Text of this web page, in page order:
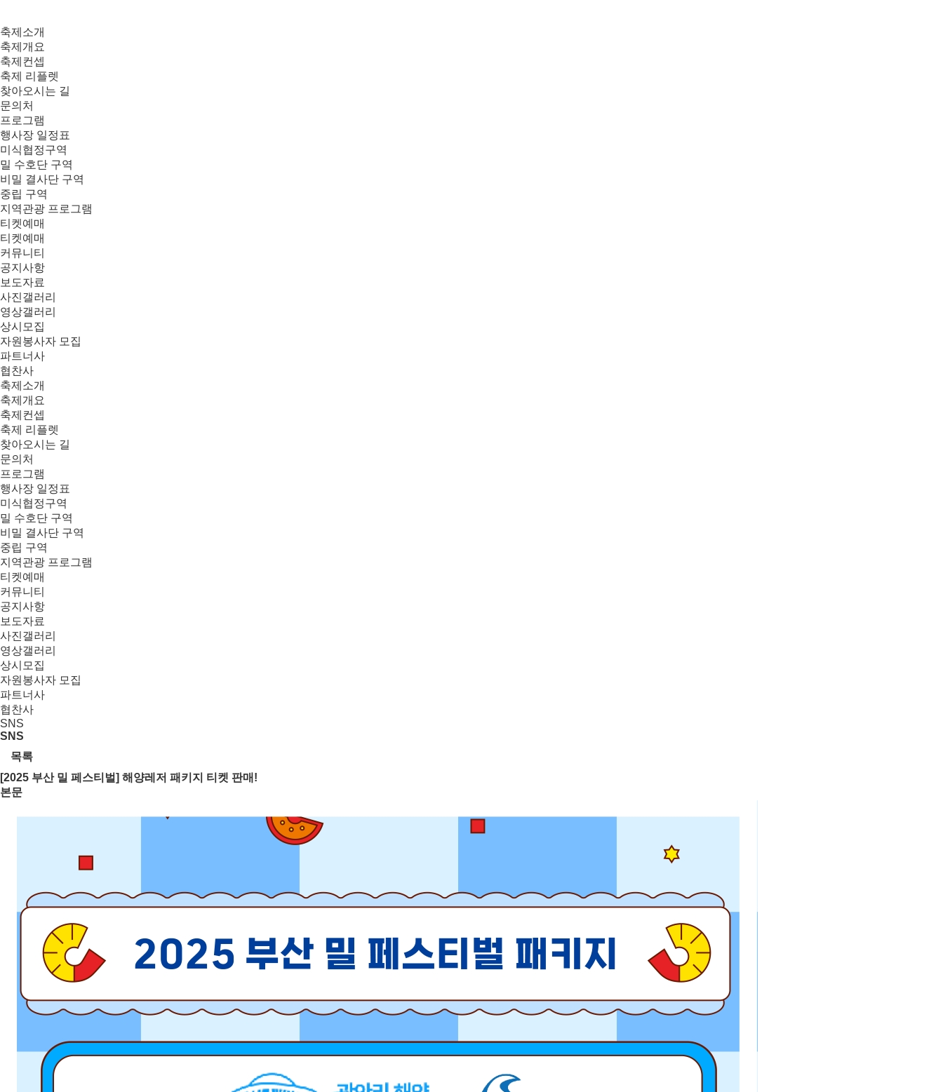
축제소개
축제개요
축제컨셉
축제 리플렛
찾아오시는 길
문의처
프로그램
행사장 일정표
미식협정구역
밀 수호단 구역
비밀 결사단 구역
중립 구역
지역관광 프로그램
티켓예매
티켓예매
커뮤니티
공지사항
보도자료
사진갤러리
영상갤러리
상시모집
자원봉사자 모집
파트너사
협찬사
축제소개
축제개요
축제컨셉
축제 리플렛
찾아오시는 길
문의처
프로그램
행사장 일정표
미식협정구역
밀 수호단 구역
비밀 결사단 구역
중립 구역
지역관광 프로그램
티켓예매
커뮤니티
공지사항
보도자료
사진갤러리
영상갤러리
상시모집
자원봉사자 모집
파트너사
협찬사
SNS
SNS
목록
[2025 부산 밀 페스티벌] 해양레저 패키지 티켓 판매!
본문